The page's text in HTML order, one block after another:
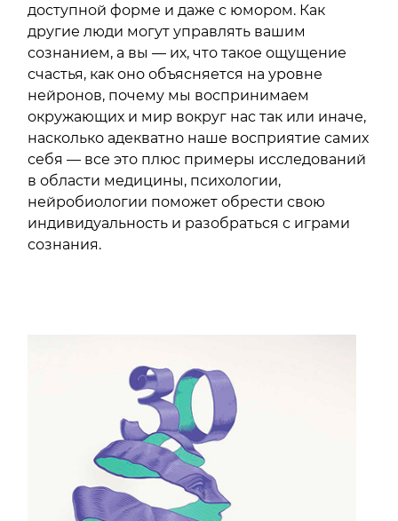
доступной форме и даже с юмором. Как
другие люди могут управлять вашим
сознанием, а вы — их, что такое ощущение
счастья, как оно объясняется на уровне
нейронов, почему мы воспринимаем
окружающих и мир вокруг нас так или иначе,
насколько адекватно наше восприятие самих
себя — все это плюс примеры исследований
в области медицины, психологии,
нейробиологии поможет обрести свою
индивидуальность и разобраться с играми
сознания.